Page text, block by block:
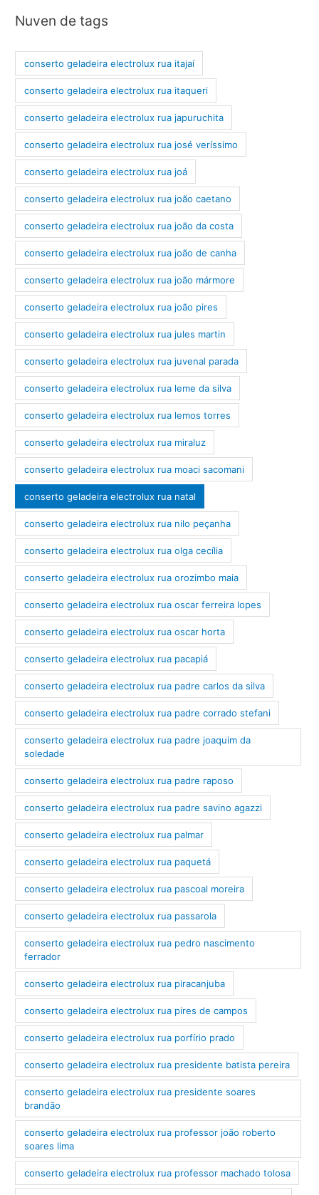
Nuven de tags
conserto geladeira electrolux rua itajaí
conserto geladeira electrolux rua itaqueri
conserto geladeira electrolux rua japuruchita
conserto geladeira electrolux rua josé veríssimo
conserto geladeira electrolux rua joá
conserto geladeira electrolux rua joão caetano
conserto geladeira electrolux rua joão da costa
conserto geladeira electrolux rua joão de canha
conserto geladeira electrolux rua joão mármore
conserto geladeira electrolux rua joão pires
conserto geladeira electrolux rua jules martin
conserto geladeira electrolux rua juvenal parada
conserto geladeira electrolux rua leme da silva
conserto geladeira electrolux rua lemos torres
conserto geladeira electrolux rua miraluz
conserto geladeira electrolux rua moaci sacomani
conserto geladeira electrolux rua natal
conserto geladeira electrolux rua nilo peçanha
conserto geladeira electrolux rua olga cecília
conserto geladeira electrolux rua orozimbo maia
conserto geladeira electrolux rua oscar ferreira lopes
conserto geladeira electrolux rua oscar horta
conserto geladeira electrolux rua pacapiá
conserto geladeira electrolux rua padre carlos da silva
conserto geladeira electrolux rua padre corrado stefani
conserto geladeira electrolux rua padre joaquim da
soledade
conserto geladeira electrolux rua padre raposo
conserto geladeira electrolux rua padre savino agazzi
conserto geladeira electrolux rua palmar
conserto geladeira electrolux rua paquetá
conserto geladeira electrolux rua pascoal moreira
conserto geladeira electrolux rua passarola
conserto geladeira electrolux rua pedro nascimento
ferrador
conserto geladeira electrolux rua piracanjuba
conserto geladeira electrolux rua pires de campos
conserto geladeira electrolux rua porfírio prado
conserto geladeira electrolux rua presidente batista pereira
conserto geladeira electrolux rua presidente soares
brandão
conserto geladeira electrolux rua professor joão roberto
soares lima
conserto geladeira electrolux rua professor machado tolosa